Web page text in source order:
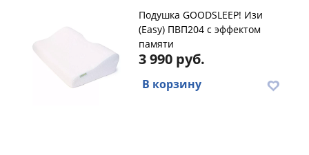
Подушка GOODSLEEP! Изи
(Easy) ПВП204 с эффектом
памяти
3 990 руб.
В корзину